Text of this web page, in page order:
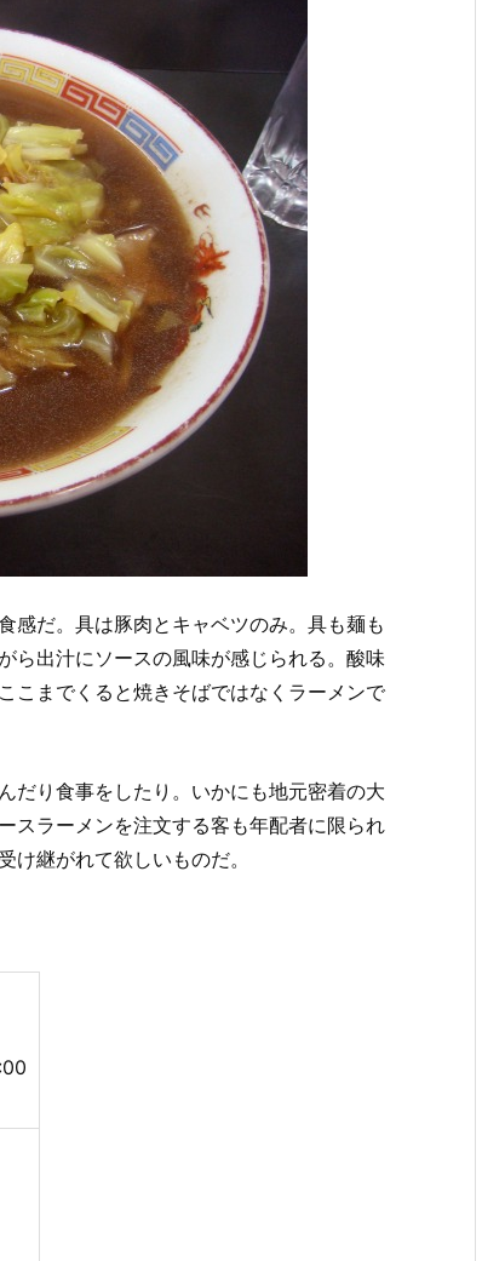
感だ。具は豚肉とキャベツのみ。具も麺も
ら出汁にソースの風味が感じられる。酸味
こまでくると焼きそばではなくラーメンで
だり食事をしたり。いかにも地元密着の大
スラーメンを注文する客も年配者に限られ
け継がれて欲しいものだ。